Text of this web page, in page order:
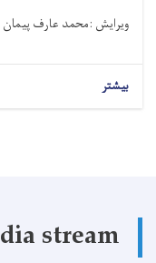
ویرایش :محمد عارف پیمان
بیشتر
stream